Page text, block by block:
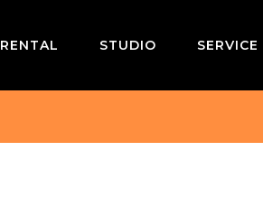
RENTAL STUDIO SERVICE